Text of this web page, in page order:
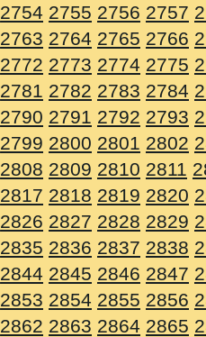
2754 2755 2756 2757
2763 2764 2765 2766
2772 2773 2774 2775
2781 2782 2783 2784
2790 2791 2792 2793
2799 2800 2801 2802
2808 2809 2810 2811
2817 2818 2819 2820
2826 2827 2828 2829
2835 2836 2837 2838
2844 2845 2846 2847
2853 2854 2855 2856
2862 2863 2864 2865